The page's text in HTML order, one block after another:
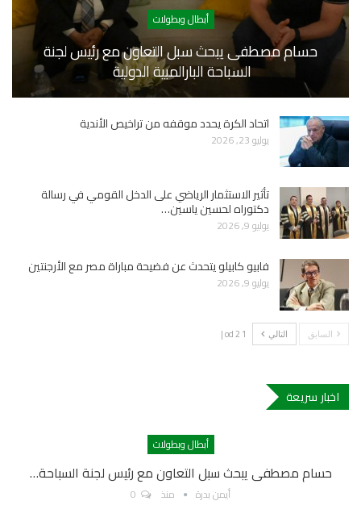
أبطال وبطولات
حسام مصطفى يبحث سبل التعاون مع رئيس لجنة
السباحة البارالمبية الدولية
اتحاد الكرة يحدد موقفه من تراخيص الأندية
يوليو 23, 2026
تأثير الاستثمار الرياضي على الدخل القومي في رسالة
دكتوراه لحسين ياسين…
يوليو 9, 2026
فابيو كابيلو يتحدث عن فضيحة مباراة مصر مع الأرجنتين
يوليو 9, 2026
السابق التالي 1 od 2 |
اخبار سريعة
أبطال وبطولات
حسام مصطفى يبحث سبل التعاون مع رئيس لجنة السباحة…
أيمن بدرة منذ